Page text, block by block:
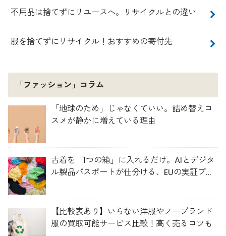
不用品は捨てずにリユースへ。リサイクルとの違い
服を捨てずにリサイクル！おすすめの寄付先
「ファッション」コラム
「地球のため」じゃなくていい。詰め替えコ
スメが静かに増えている理由
古着を「1つの箱」に入れるだけ。AIとデジタ
ル製品パスポートが仕分ける、EUの実証プロ
【比較表あり】いらない洋服やノーブランド
服の買取可能サービス比較！高く売るコツも